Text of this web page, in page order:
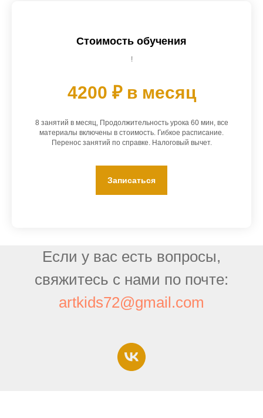
Стоимость обучения
!
4200 ₽ в месяц
8 занятий в месяц, Продолжительность урока 60 мин, все
материалы включены в стоимость. Гибкое расписание.
Перенос занятий по справке. Налоговый вычет.
Записаться
Если у вас есть вопросы,
свяжитесь с нами по почте:
artkids72@gmail.com